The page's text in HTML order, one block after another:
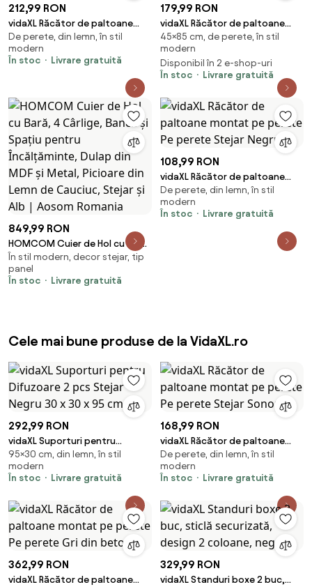
212,99 RON
vidaXL Răcător de paltoane
montat pe perete Pe perete
Stejar Sonoma
De perete, din lemn, în stil
modern
În stoc
Livrare gratuită
179,99 RON
vidaXL Răcător de paltoane
montat pe perete sonoma gri
85 x 10 x 45 cm
45×85 cm, de perete, în stil
modern
Disponibil în 2 e-shop-uri
În stoc
Livrare gratuită
849,99 RON
HOMCOM Cuier de Hol cu Bară,
4 Cârlige, Bancă și Spațiu
pentru Încălțăminte, Dulap din
MDF și Metal, Picioare din Lemn
În stil modern, decor stejar, tip
panel
În stoc
Livrare gratuită
108,99 RON
vidaXL Răcător de paltoane
montat pe perete Pe perete
Stejar Negru
De perete, din lemn, în stil
modern
În stoc
Livrare gratuită
Cele mai bune produse de la VidaXL.ro
292,99 RON
vidaXL Suporturi pentru
Difuzoare 2 pcs Stejar Negru 30
x 30 x 95 cm
95×30 cm, din lemn, în stil
modern
În stoc
Livrare gratuită
168,99 RON
vidaXL Răcător de paltoane
montat pe perete Pe perete
Stejar Sonoma
De perete, din lemn, în stil
modern
În stoc
Livrare gratuită
362,99 RON
vidaXL Răcător de paltoane
329,99 RON
vidaXL Standuri boxe 2 buc,